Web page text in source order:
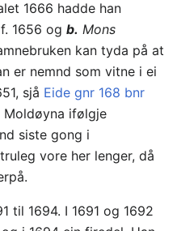
1666 hadde han
f. 1656 og b. Mons
kan tyda på at
er nemnd som vitne i ei
sjå Eide gnr 168 bnr
Moldøyna ifølgje
siste gong i
vore her lenger, då
til 1694. I 1691 og 1692